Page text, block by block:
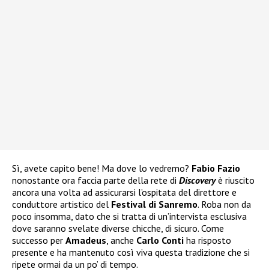
Sì, avete capito bene! Ma dove lo vedremo? Fabio Fazio
nonostante ora faccia parte della rete di Discoveryè riuscito
ancora una volta ad assicurarsi l’ospitata del direttore e
conduttore artistico del Festival di Sanremo. Roba non da
poco insomma, dato che si tratta di un’intervista esclusiva
dove saranno svelate diverse chicche, di sicuro. Come
successo per Amadeus, anche Carlo Conti ha risposto
presente e ha mantenuto così viva questa tradizione che si
ripete ormai da un po’ di tempo.